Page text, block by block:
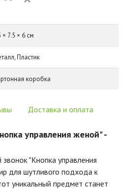
× 7.5 × 6 см
Пластик
коробка
Доставка и оплата
управления женой" -
"Кнопка управления
для шутливого подхода к
уникальный предмет станет